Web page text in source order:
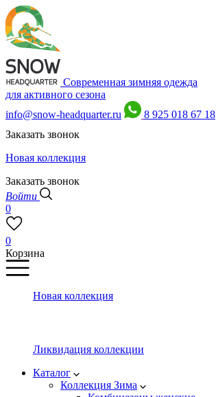
Современная зимняя одежда
для активного сезона
info@snow-headquarter.ru
8 925 018 67 18
Заказать звонок
Новая коллекция
Заказать звонок
Войти
0
0
Корзина
Новая коллекция
Ликвидация коллекции
Каталог
Коллекция Зима